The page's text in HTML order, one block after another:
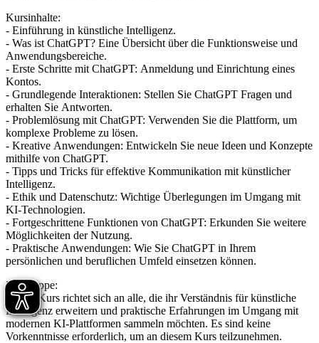
Kursinhalte:
- Einführung in künstliche Intelligenz.
- Was ist ChatGPT? Eine Übersicht über die Funktionsweise und
Anwendungsbereiche.
- Erste Schritte mit ChatGPT: Anmeldung und Einrichtung eines
Kontos.
- Grundlegende Interaktionen: Stellen Sie ChatGPT Fragen und
erhalten Sie Antworten.
- Problemlösung mit ChatGPT: Verwenden Sie die Plattform, um
komplexe Probleme zu lösen.
- Kreative Anwendungen: Entwickeln Sie neue Ideen und Konzepte
mithilfe von ChatGPT.
- Tipps und Tricks für effektive Kommunikation mit künstlicher
Intelligenz.
- Ethik und Datenschutz: Wichtige Überlegungen im Umgang mit
KI-Technologien.
- Fortgeschrittene Funktionen von ChatGPT: Erkunden Sie weitere
Möglichkeiten der Nutzung.
- Praktische Anwendungen: Wie Sie ChatGPT in Ihrem
persönlichen und beruflichen Umfeld einsetzen können.
Zielgruppe:
Dieser Kurs richtet sich an alle, die ihr Verständnis für künstliche
Intelligenz erweitern und praktische Erfahrungen im Umgang mit
modernen KI-Plattformen sammeln möchten. Es sind keine
Vorkenntnisse erforderlich, um an diesem Kurs teilzunehmen.